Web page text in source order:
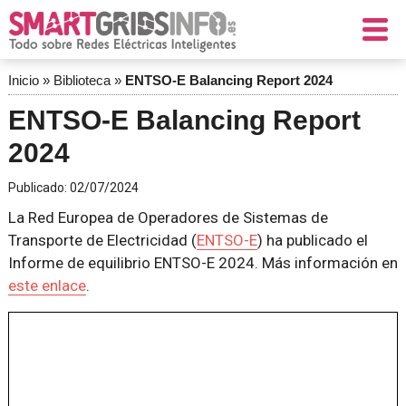
Inicio» Biblioteca» ENTSO-E Balancing Report 2024
ENTSO-E Balancing Report
2024
Publicado: 02/07/2024
La Red Europea de Operadores de Sistemas de
Transporte de Electricidad (ENTSO-E) ha publicado el
Informe de equilibrio ENTSO-E 2024. Más información en
este enlace.